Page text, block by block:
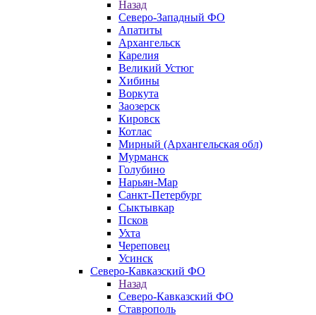
Назад
Северо-Западный ФО
Апатиты
Архангельск
Карелия
Великий Устюг
Хибины
Воркута
Заозерск
Кировск
Котлас
Мирный (Архангельская обл)
Мурманск
Голубино
Нарьян-Мар
Санкт-Петербург
Сыктывкар
Псков
Ухта
Череповец
Усинск
Северо-Кавказский ФО
Назад
Северо-Кавказский ФО
Ставрополь